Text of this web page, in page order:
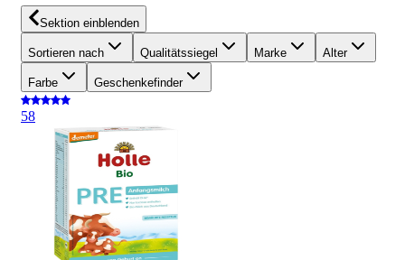
Sektion einblenden
Sortieren nach Qualitätssiegel Marke Alter
Farbe Geschenkefinder
58